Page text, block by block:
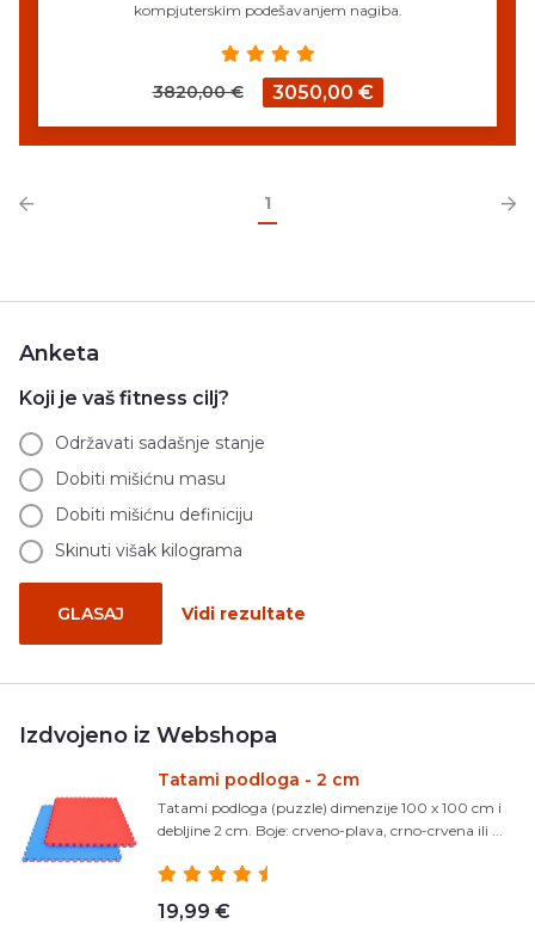
kompjuterskim podešavanjem nagiba.
3820,00 € 3050,00 €
1
Anketa
Koji je vaš fitness cilj?
Održavati sadašnje stanje
Dobiti mišićnu masu
Dobiti mišićnu definiciju
Skinuti višak kilograma
GLASAJ Vidi rezultate
Izdvojeno iz Webshopa
Tatami podloga - 2 cm
Tatami podloga (puzzle) dimenzije 100 x 100 cm i
debljine 2 cm. Boje: crveno-plava, crno-crvena ili ...
19,99 €